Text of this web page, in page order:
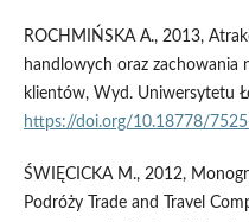
ROCHMIŃSKA A., 2013,
handlowych oraz zachowania
klientów, Wyd. Uniwersytetu
https://doi.org/10.18778/
ŚWIĘCICKA M., 2012,
Podróży Trade and Travel